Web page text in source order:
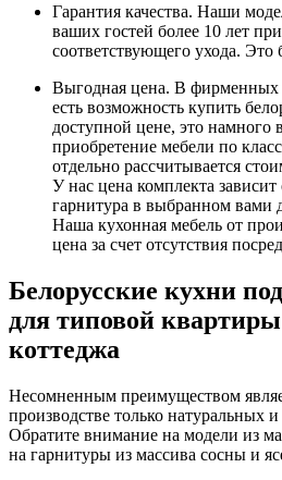
Гарантия качества. Наши
ваших гостей более 10 лет
соответствующего ухода. Это
Выгодная цена. В фирменных
есть возможность купить
доступной цене, это намного
приобретение мебели по
отдельно рассчитывается
У нас цена комплекта зависит
гарнитура в выбранном вами
Наша кухонная мебель от
цена за счет отсутствия
Белорусские кухни
для типовой квартиры
коттеджа
Несомненным преимуществом
производстве только натуральных
Обратите внимание на модели из
на гарнитуры из массива сосны и